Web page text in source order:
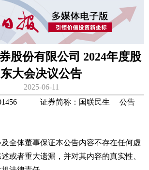
股份有限公司 2024年度股
东大会决议公告
2025-06-11
证券简称：国联民生 公告
体董事保证本公告内容不存在任何虚
或者重大遗漏，并对其内容的真实性、